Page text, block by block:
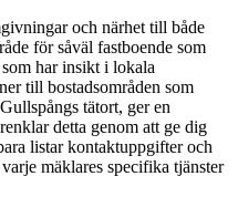
och närhet till både
för såväl fastboende som
har insikt i lokala
till bostadsområden som
tätort, ger en
detta genom att ge dig
listar kontaktuppgifter och
mäklares specifika tjänster